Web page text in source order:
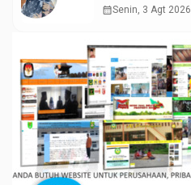
calendar_monthSenin, 3 Agt 2026